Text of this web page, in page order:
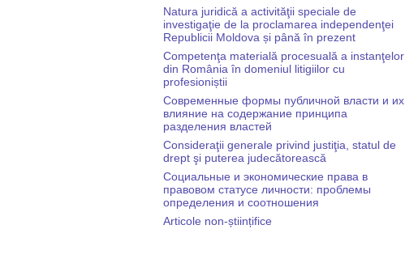
Natura juridică a activităţii speciale de
investigaţie de la proclamarea independenţei
Republicii Moldova și până în prezent
Competenţa materială procesuală a instanţelor
din România în domeniul litigiilor cu
profesioniștii
Cовременные формы публичной власти и их
влияние на содержание принципа
разделения властей
Consideraţii generale privind justiţia, statul de
drept şi puterea judecătorească
Cоциальные и экономические права в
правовом статусе личности: проблемы
определения и соотношения
Articole non-științifice